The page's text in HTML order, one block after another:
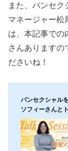
また、パンセク
マネージャー松
は、本記事での
さんありますの
ださいね！
パンセクシャル
ソフィーさんと